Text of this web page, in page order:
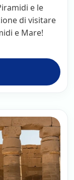
e le
di visitare
e Mare!